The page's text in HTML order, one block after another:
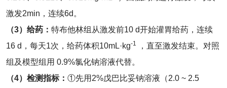
激发2min，连续6d。
（3）给药： 特布他林组从激发前10 d开始灌胃给药，连续
16 d，每天1次，给药体积10mL·kg-1
，直至激发结束。对照
组及模型组用 0.9%氯化钠溶液代替。
（4）检测指标： ①先用2%戊巴比妥钠溶液（2.0 ~ 2.5